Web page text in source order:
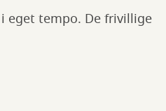
eget tempo. De frivillige